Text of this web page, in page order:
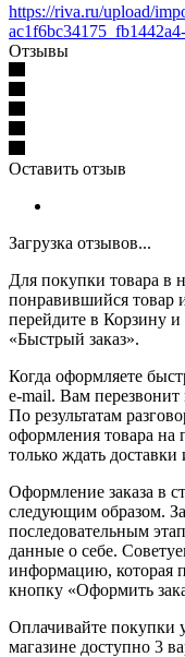
https://riva.ru/upload/
Отзывы
Оставить отзыв
Загрузка отзывов...
Для покупки товара в
понравившийся товар
перейдите в Корзину
«Быстрый заказ».
Когда оформляете
e-mail. Вам перезвонит
По результатам
оформления товара на
только ждать
Оформление заказа в
следующим образом.
последовательным
данные о себе.
информацию, которая
кнопку «Оформить
Оплачивайте покупки
магазине доступно 3